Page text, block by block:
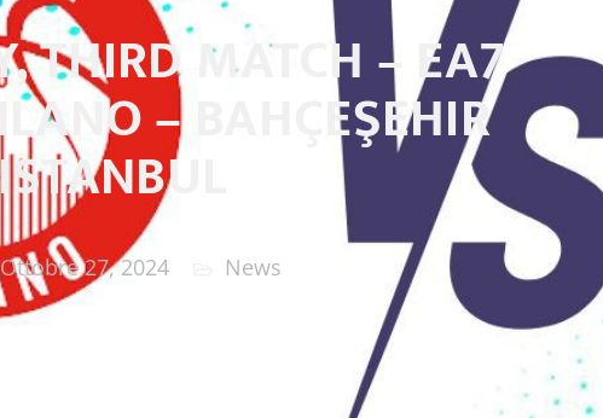
THIRD MATCH – EA7
– BAHÇEŞEHIR
Ottobre 27, 2024 News